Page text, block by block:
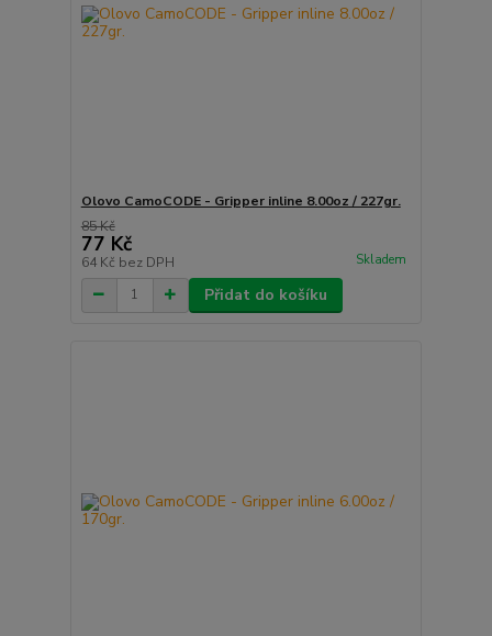
Olovo CamoCODE - Gripper inline 8.00oz / 227gr.
85 Kč
77 Kč
64 Kč bez DPH Skladem
Přidat do košíku